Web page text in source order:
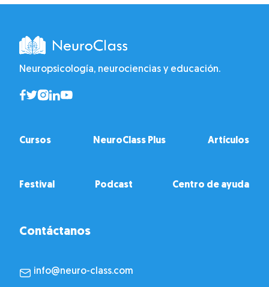
Neuropsicología, neurociencias y educación.
Cursos NeuroClass Plus Artículos
Festival Podcast Centro de ayuda
Contáctanos
info@neuro-class.com